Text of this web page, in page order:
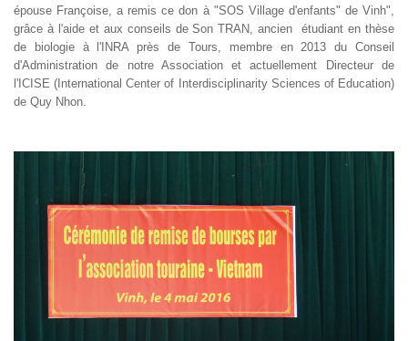
épouse Françoise, a remis ce don à "SOS Village d'enfants" de Vinh",
grâce à l'aide et aux conseils de Son TRAN, ancien étudiant en thèse
de biologie à l'INRA près de Tours, membre en 2013 du Conseil
d'Administration de notre Association et actuellement Directeur de
l'ICISE (International Center of Interdisciplinarity Sciences of Education)
de Quy Nhon.